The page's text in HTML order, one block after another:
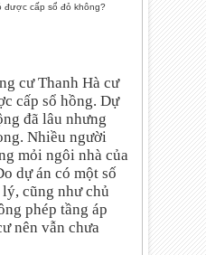
được cấp sổ đỏ không?
cư Thanh Hà cư
cấp sổ hồng. Dự
đã lâu nhưng
Nhiều người
mỏi ngôi nhà của
dự án có một số
cũng như chủ
phép tầng áp
nên vẫn chưa